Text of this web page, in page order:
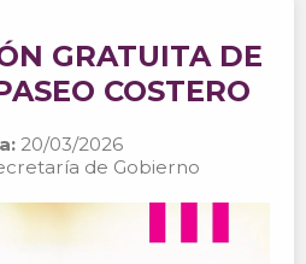
GRATUITA DE
COSTERO
20/03/2026
de Gobierno